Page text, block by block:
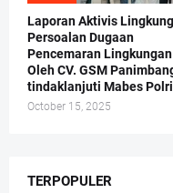
Laporan Aktivis
Persoalan Dugaan
Pencemaran Lingkungan
Oleh CV. GSM
tindaklanjuti Mabes Polri
October 15, 2025
TERPOPULER